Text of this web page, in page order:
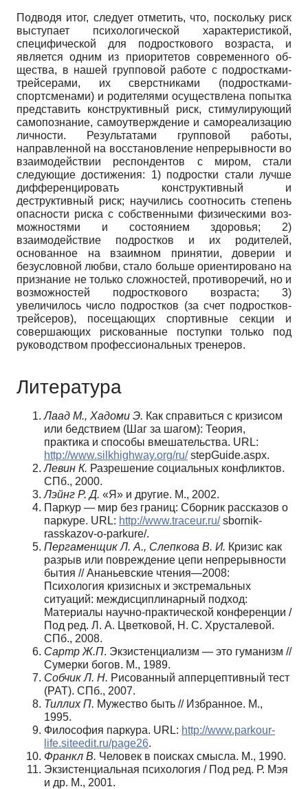
Подводя итог, следует отметить, что, поскольку риск
выступает психологиче­ской характеристикой,
специфической для подросткового возраста, и
является одним из приоритетов современного об­
щества, в нашей групповой работе с под­ростками-
трейсерами, их сверстниками (подростками-
спортсменами) и родите­лями осуществлена попытка
предста­вить конструктивный риск, стимулиру­ющий
самопознание, самоутверждение и самореализацию
личности. Результата­ми групповой работы,
направленной на восстановление непрерывности во
взаи­модействии респондентов с миром, ста­ли
следующие достижения: 1) подростки стали лучше
дифференцировать конст­руктивный и
деструктивный риск; на­учились соотносить степень
опасности риска с собственными физическими воз­
можностями и состоянием здоровья; 2)
взаимодействие подростков и их ро­дителей,
основанное на взаимном при­нятии, доверии и
безусловной любви, стало больше ориентировано на
призна­ние не только сложностей, противоре­чий, но и
возможностей подросткового возраста; 3)
увеличилось число подрост­ков (за счет подростков-
трейсеров), по­сещающих спортивные секции и
совер­шающих рискованные поступки только под
руководством профессиональных тренеров.
Литература
Лаад М., Хадоми Э. Как справиться с кризисом
или бедствием (Шаг за шагом): Те­ория,
практика и способы вмешательства. URL:
http://www.silkhighway.org/ru/stepGuide.aspx.
Левин К. Разрешение социальных конфликтов.
СПб., 2000.
Лэйнг Р. Д. «Я» и другие. М., 2002.
Паркур — мир без границ: Сборник рассказов о
паркуре. URL: http://www.tra­ceur.ru/sbornik-
rasskazov-o-parkure/.
Пергаменщик Л. А., Слепкова В. И. Кризис как
разрыв или повреждение цепи не­прерывности
бытия // Ананьевские чтения—2008:
Психология кризисных и экстре­мальных
ситуаций: междисциплинарный подход:
Материалы научно-практической конференции /
Под ред. Л. А. Цветковой, Н. С. Хрусталевой.
СПб., 2008.
Сартр Ж.­П. Экзистенциализм — это гуманизм //
Сумерки богов. М., 1989.
Собчик Л. Н. Рисованный апперцептивный тест
(РАТ). СПб., 2007.
Тиллих П. Мужество быть // Избранное. М.,
1995.
Философия паркура. URL: http://www.parkour-
life.siteedit.ru/page26.
Франкл В. Человек в поисках смысла. М., 1990.
Экзистенциальная психология / Под ред. Р. Мэя
и др. М., 2001.